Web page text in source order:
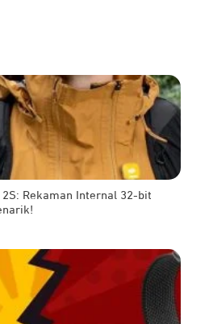
Rekaman Internal 32-bit